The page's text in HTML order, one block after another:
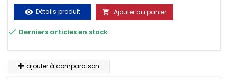
d'arrimer et de sécuriser vos chargements pendant le
transport. Matière polyester très résistante aux UV et aux
variations de températures, n'absorbe pas l'eau.
visibility Détails produit  Ajouter au panier
 Derniers articles en stock
ajouter à comparaison